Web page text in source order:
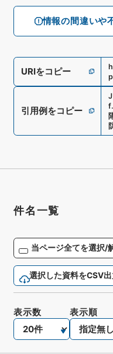
情報の間違いや
URIをコピー
引用例をコピー
f.
件名一覧
当ページ全てを選択/
選択した資料をCSV出
表示数 表示順